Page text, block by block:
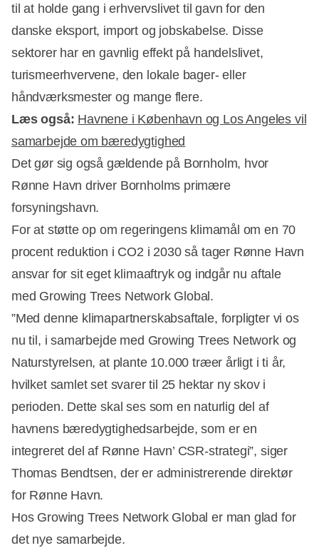
til at holde gang i erhvervslivet til gavn for den
danske eksport, import og jobskabelse. Disse
sektorer har en gavnlig effekt på handelslivet,
turismeerhvervene, den lokale bager- eller
håndværksmester og mange flere.
Læs også: Havnene i København og Los Angeles vil
samarbejde om bæredygtighed
Det gør sig også gældende på Bornholm, hvor
Rønne Havn driver Bornholms primære
forsyningshavn.
For at støtte op om regeringens klimamål om en 70
procent reduktion i CO2 i 2030 så tager Rønne Havn
ansvar for sit eget klimaaftryk og indgår nu aftale
med Growing Trees Network Global.
”Med denne klimapartnerskabsaftale, forpligter vi os
nu til, i samarbejde med Growing Trees Network og
Naturstyrelsen, at plante 10.000 træer årligt i ti år,
hvilket samlet set svarer til 25 hektar ny skov i
perioden. Dette skal ses som en naturlig del af
havnens bæredygtighedsarbejde, som er en
integreret del af Rønne Havn’ CSR-strategi”, siger
Thomas Bendtsen, der er administrerende direktør
for Rønne Havn.
Hos Growing Trees Network Global er man glad for
det nye samarbejde.